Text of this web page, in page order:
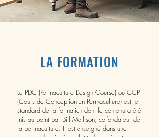
LA FORMATION
Le PDC (Permaculture Design Course) ou CCP
(Cours de Conception en Permaculture) est le
standard de la formation dont le contenu a été
mis au point par Bill Mollison, co-fondateur de
la permaculture. Il est enseigné dans une